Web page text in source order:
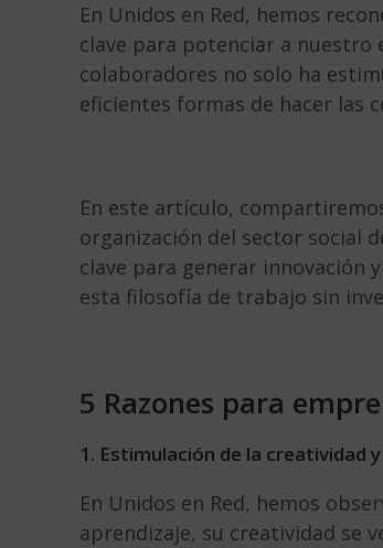
En Unidos en Red, hemos
clave para potenciar a nuestro
colaboradores no solo ha
eficientes formas de hacer las
En este artículo,
organización del sector social
clave para generar innovación
esta filosofía de trabajo sin
5 Razones para
1. Estimulación de la creatividad
En Unidos en Red, hemos
aprendizaje, su creatividad se